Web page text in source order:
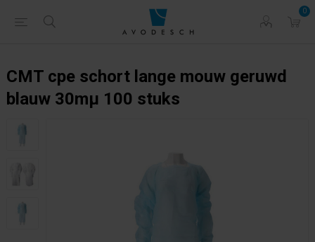
0
CMT cpe schort lange mouw geruwd
blauw 30mµ 100 stuks